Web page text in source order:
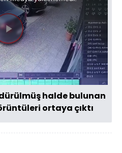
Videoyu
Oynat
halde bulunan
ortaya çıktı